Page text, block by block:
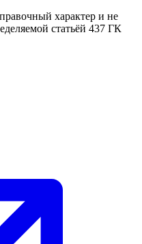
характер и не
статьёй 437 ГК